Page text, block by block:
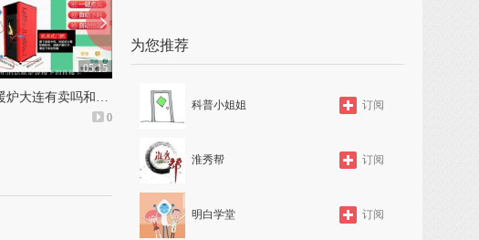
05:15
生物颗粒取暖炉大连有卖吗和智能生物颗粒节能取暖炉多少钱
0
05:12
上传: 1年前 上传: 1年前
为您推荐
科普小姐姐 订阅
淮秀帮 订阅
明白学堂 订阅